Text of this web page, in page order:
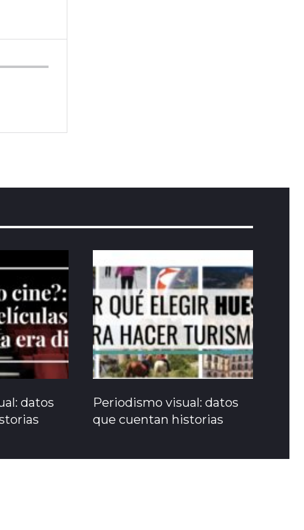
datos
Periodismo visual: datos
que cuentan historias